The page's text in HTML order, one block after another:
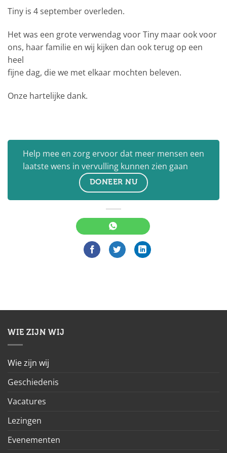
Tiny is 4 september overleden.
Het was een grote verwendag voor Tiny maar ook voor
ons, haar familie en wij kijken dan ook terug op een
heel
fijne dag, die we met elkaar mochten beleven.
Onze hartelijke dank.
Help mee en zorg ervoor dat meer mensen een
laatste wens in vervulling kunnen zien gaan
DONEER NU
WIE ZIJN WIJ
Wie zijn wij
Geschiedenis
Vacatures
Lezingen
Evenementen